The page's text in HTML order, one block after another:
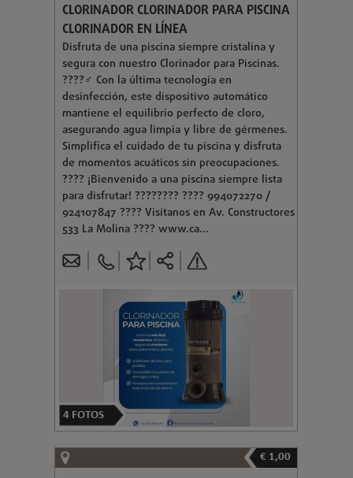
CLORINADOR CLORINADOR PARA PISCINA
CLORINADOR EN LÍNEA
Disfruta de una piscina siempre cristalina y
segura con nuestro Clorinador para Piscinas.
????‍♂️ Con la última tecnología en
desinfección, este dispositivo automático
mantiene el equilibrio perfecto de cloro,
asegurando agua limpia y libre de gérmenes.
Simplifica el cuidado de tu piscina y disfruta
de momentos acuáticos sin preocupaciones.
???? ¡Bienvenido a una piscina siempre lista
para disfrutar! ???????? ???? 994072270 /
924107847 ???? Visítanos en Av. Constructores
533 La Molina ???? www.ca...
4 FOTOS
€ 1,00